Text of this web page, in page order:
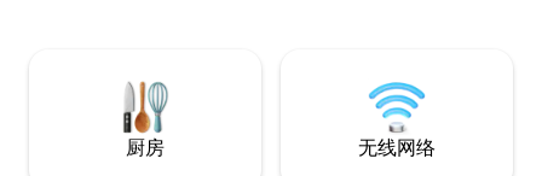
智能电视、空调、热水淋浴间、冰箱和无
厨房 无线网络